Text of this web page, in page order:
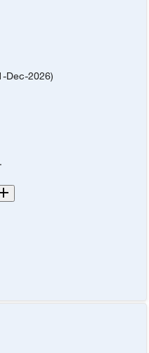
Dec-2026)